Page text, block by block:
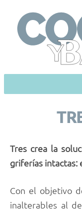
Tres crea la
griferías intactas:
Con el objetivo
inalterables al